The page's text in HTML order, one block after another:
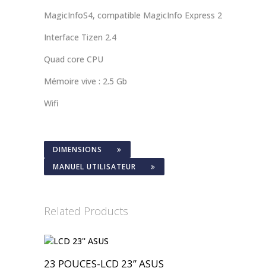
MagicInfoS4, compatible MagicInfo Express 2
Interface Tizen 2.4
Quad core CPU
Mémoire vive : 2.5 Gb
Wifi
DIMENSIONS
MANUEL UTILISATEUR
Related Products
23 POUCES-LCD 23’’ ASUS